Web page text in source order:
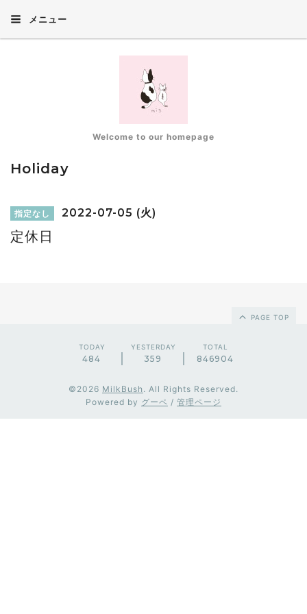
メニュー
Welcome to our homepage
Holiday
指定なし 2022-07-05 (火)
定休日
PAGE TOP
TODAY
484
YESTERDAY
359
TOTAL
846904
©2026 MilkBush . All Rights Reserved.
Powered by グーペ / 管理ページ